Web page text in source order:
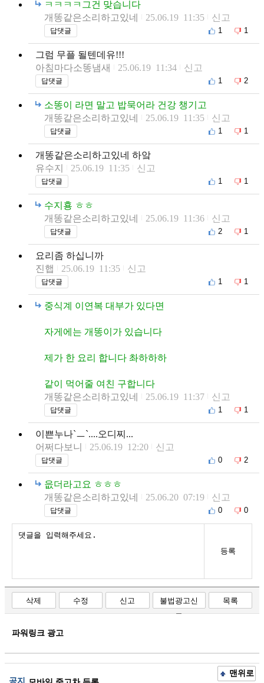
ㅋㅋㅋㅋ그건 맞습니다
개똥같은소리하고있네
25.06.19 11:35 신고
답댓글 1 1
그럼 무플 될텐데유!!!
아침마다소똥냄새
25.06.19 11:34 신고
답댓글 1 2
소똥이 라면 말고 밥묵어라 건강 챙기고
개똥같은소리하고있네
25.06.19 11:35 신고
답댓글 1 1
개똥같은소리하고있네 하앜
유수지
25.06.19 11:35 신고
답댓글 1 1
수지횽 ㅎㅎ
개똥같은소리하고있네
25.06.19 11:36 신고
답댓글 2 1
요리좀 하십니까
진햅
25.06.19 11:35 신고
답댓글 1 1
중식계 이연복 대부가 있다면
자게에는 개똥이가 있습니다
제가 한 요리 합니다 촤하하하
같이 먹어줄 여친 구합니다
개똥같은소리하고있네
25.06.19 11:37 신고
답댓글 1 1
이쁜누나`ㅡ`....오디찌...
어쩌다보니
25.06.19 12:20 신고
답댓글 0 2
읎더라고요 ㅎㅎㅎ
개똥같은소리하고있네
25.06.20 07:19 신고
답댓글 0 0
등록
삭제 수정 신고
불법광고신
고
목록
파워링크 광고
공지
맨위로